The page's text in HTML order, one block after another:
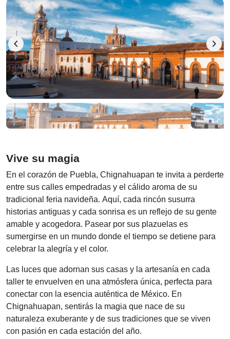
chevron_left chevron_right
Vive su magia
En el corazón de Puebla, Chignahuapan te invita a perderte
entre sus calles empedradas y el cálido aroma de su
tradicional feria navideña. Aquí, cada rincón susurra
historias antiguas y cada sonrisa es un reflejo de su gente
amable y acogedora. Pasear por sus plazuelas es
sumergirse en un mundo donde el tiempo se detiene para
celebrar la alegría y el color.
Las luces que adornan sus casas y la artesanía en cada
taller te envuelven en una atmósfera única, perfecta para
conectar con la esencia auténtica de México. En
Chignahuapan, sentirás la magia que nace de su
naturaleza exuberante y de sus tradiciones que se viven
con pasión en cada estación del año.